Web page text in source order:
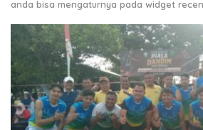
anda bisa mengaturnya pada widget